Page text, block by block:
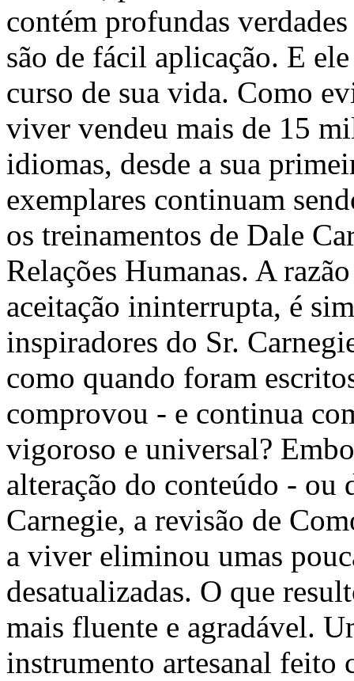
contém profundas
são de fácil aplicação. E
curso de sua vida. Como
viver vendeu mais de 15
idiomas, desde a sua
exemplares continuam
os treinamentos de Dale
Relações Humanas. A
aceitação ininterrupta, é
inspiradores do Sr.
como quando foram
comprovou - e continua
vigoroso e universal?
alteração do conteúdo - ou
Carnegie, a revisão de
a viver eliminou umas
desatualizadas. O que
mais fluente e agradável.
instrumento artesanal feito